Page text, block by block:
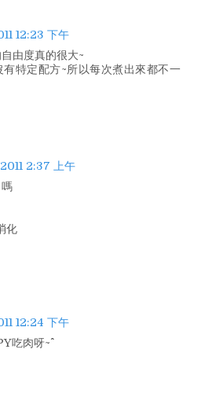
12:23 下午
由度真的很大~
有特定配方~所以每次煮出來都不一
2:37 上午
化
12:24 下午
吃肉呀~^^